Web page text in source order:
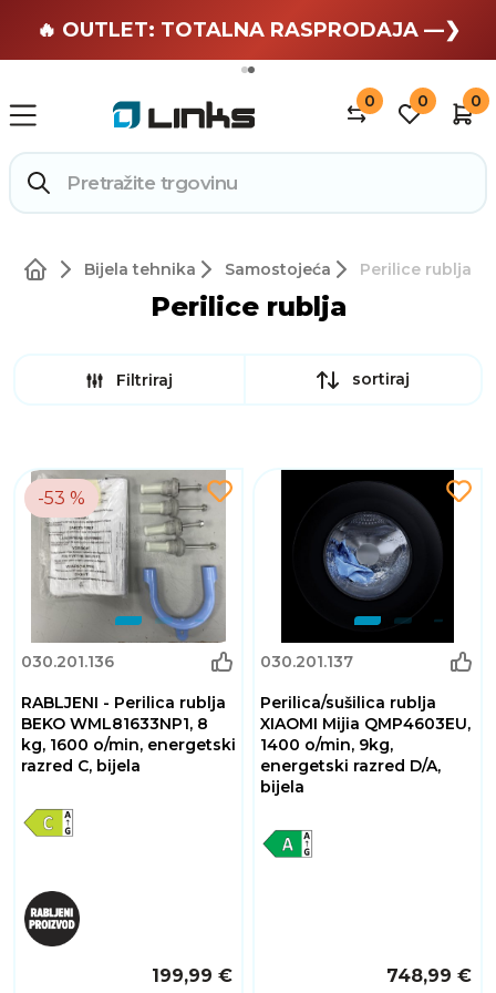
🏄 Zaslužuješ odmor —❯
🔥 OUTLET: TOTALNA RASPRODAJA —❯
0 0 0
Bijela tehnika Samostojeća Perilice rublja
Perilice rublja
Filtriraj sortiraj
-53 %
030.201.136
RABLJENI - Perilica rublja
BEKO WML81633NP1, 8
kg, 1600 o/min, energetski
razred C, bijela
199,99 €
030.201.137
Perilica/sušilica rublja
XIAOMI Mijia QMP4603EU,
1400 o/min, 9kg,
energetski razred D/A,
bijela
748,99 €